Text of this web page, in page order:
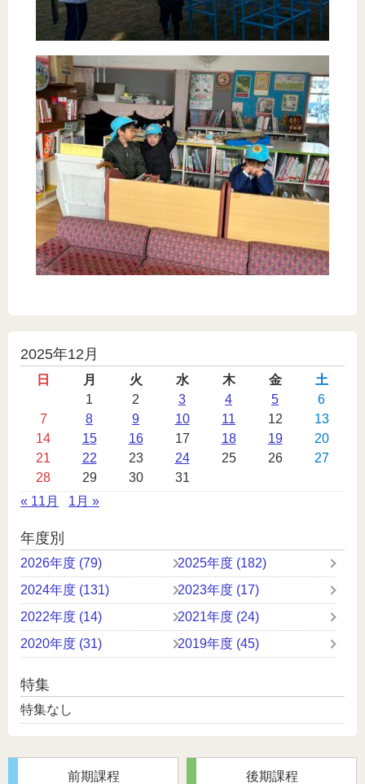
投
2025年12月
日 月 火 水 木 金
土
1
2 3 4 5
6
7
8 9 10 11 12
13
14
15 16 17 18 19
20
21
22 23 24 25 26
27
28
29 30
31
« 11月
1月 »
年度別
2026年度 (79)
2025年度 (182)
2024年度 (131)
2023年度 (17)
2022年度 (14)
2021年度 (24)
2020年度 (31)
2019年度 (45)
特集
特集なし
前期課程 後期課程